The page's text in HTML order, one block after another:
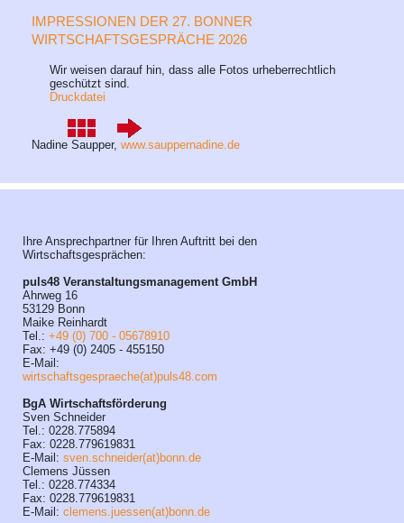
IMPRESSIONEN DER 27. BONNER
WIRTSCHAFTSGESPRÄCHE 2026
Wir weisen darauf hin, dass alle Fotos urheberrechtlich
geschützt sind.
Druckdatei
Nadine Saupper, www.sauppernadine.de
Ihre Ansprechpartner für Ihren Auftritt bei den
Wirtschaftsgesprächen:
puls48 Veranstaltungsmanagement GmbH
Ahrweg 16
53129 Bonn
Maike Reinhardt
Tel.: +49 (0) 700 - 05678910
Fax: +49 (0) 2405 - 455150
E-Mail:
wirtschaftsgespraeche(at)puls48.com
BgA Wirtschaftsförderung
Sven Schneider
Tel.: 0228.775894
Fax: 0228.779619831
E-Mail: sven.schneider(at)bonn.de
Clemens Jüssen
Tel.: 0228.774334
Fax: 0228.779619831
E-Mail: clemens.juessen(at)bonn.de